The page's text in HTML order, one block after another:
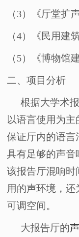
（3）《厅堂扩
（4）《民用建
（5）《博物馆
二、 项目分析
根据大学术
以语言使用为
保证厅内的语言
具有足够的声音
该报告厅混响时
用的声环境，
可调空间。
大报告厅的